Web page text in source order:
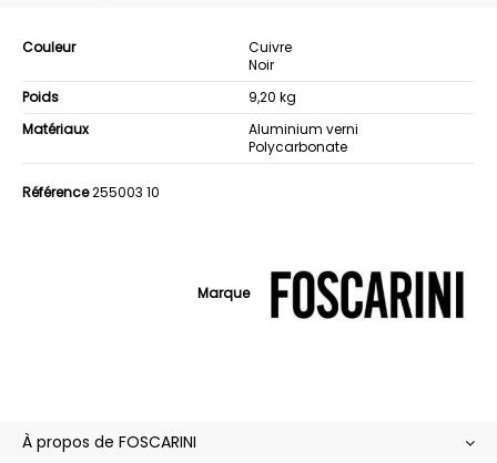
Couleur
Cuivre
Noir
Poids
9,20 kg
Matériaux
Aluminium verni
Polycarbonate
Marque
Référence255003 10
À propos de FOSCARINI